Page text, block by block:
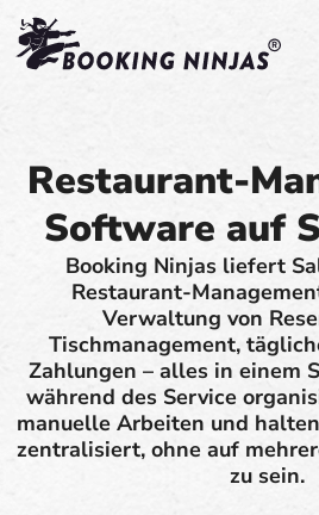
Restaurant-
Software auf
Booking Ninjas liefert
Restaurant-
Verwaltung von
Tischmanagement,
Zahlungen – alles in einem
während des Service
manuelle Arbeiten und
zentralisiert, ohne auf
zu sein.